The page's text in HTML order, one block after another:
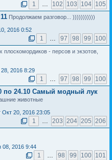
1 … 102 103 104 105
Продолжаем разговор... )))))))))))
2016 0:52
1 … 97 98 99 100
плоскомордиков - персов и экзотов,
2016 8:29
1 … 97 98 99 100
по 24.10 Самый модный лук
животные
Окт 20, 2016 23:05
1 … 203 204 205 206
08, 2016 9:44
1 … 98 99 100 101